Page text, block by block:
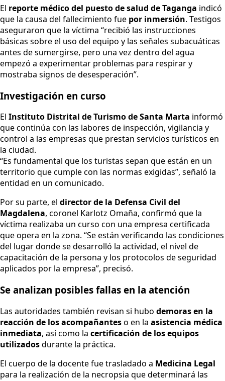
El reporte médico del puesto de salud de Taganga indicó
que la causa del fallecimiento fue por inmersión. Testigos
aseguraron que la víctima “recibió las instrucciones
básicas sobre el uso del equipo y las señales subacuáticas
antes de sumergirse, pero una vez dentro del agua
empezó a experimentar problemas para respirar y
mostraba signos de desesperación”.
Investigación en curso
El Instituto Distrital de Turismo de Santa Marta informó
que continúa con las labores de inspección, vigilancia y
control a las empresas que prestan servicios turísticos en
la ciudad.
“Es fundamental que los turistas sepan que están en un
territorio que cumple con las normas exigidas”, señaló la
entidad en un comunicado.
Por su parte, el director de la Defensa Civil del
Magdalena, coronel Karlotz Omaña, confirmó que la
víctima realizaba un curso con una empresa certificada
que opera en la zona. “Se están verificando las condiciones
del lugar donde se desarrolló la actividad, el nivel de
capacitación de la persona y los protocolos de seguridad
aplicados por la empresa”, precisó.
Se analizan posibles fallas en la atención
Las autoridades también revisan si hubo demoras en la
reacción de los acompañanteso en la asistencia médica
inmediata, así como la certificación de los equipos
utilizadosdurante la práctica.
El cuerpo de la docente fue trasladado a Medicina Legal
para la realización de la necropsia que determinará las